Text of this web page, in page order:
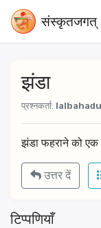
संस्‍कृतजगत्
झंडा
प्रश्नकर्ता:
झंडा फहराने को एक
उत्तर दें
टिप्पणियाँ